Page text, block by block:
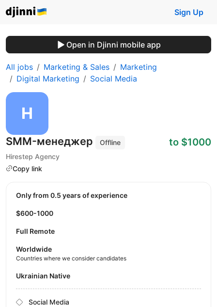
Sign Up
Open in Djinni mobile app
All jobs Marketing & Sales
Marketing
Digital Marketing
Social Media
SMM-менеджер
Offline
Hirestep Agency
Copy link
to $1000
Only from 0.5 years of experience
$600-1000
Full Remote
Worldwide
Countries where we consider candidates
Ukrainian Native
Social Media